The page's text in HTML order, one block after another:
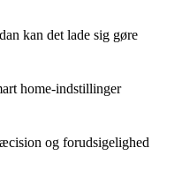
kan det lade sig gøre
home‑indstillinger
og forudsigelighed